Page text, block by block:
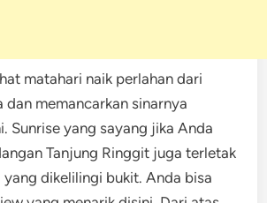
matahari naik perlahan dari
dan memancarkan sinarnya
Sunrise yang sayang jika Anda
Tanjung Ringgit juga terletak
dikelilingi bukit. Anda bisa